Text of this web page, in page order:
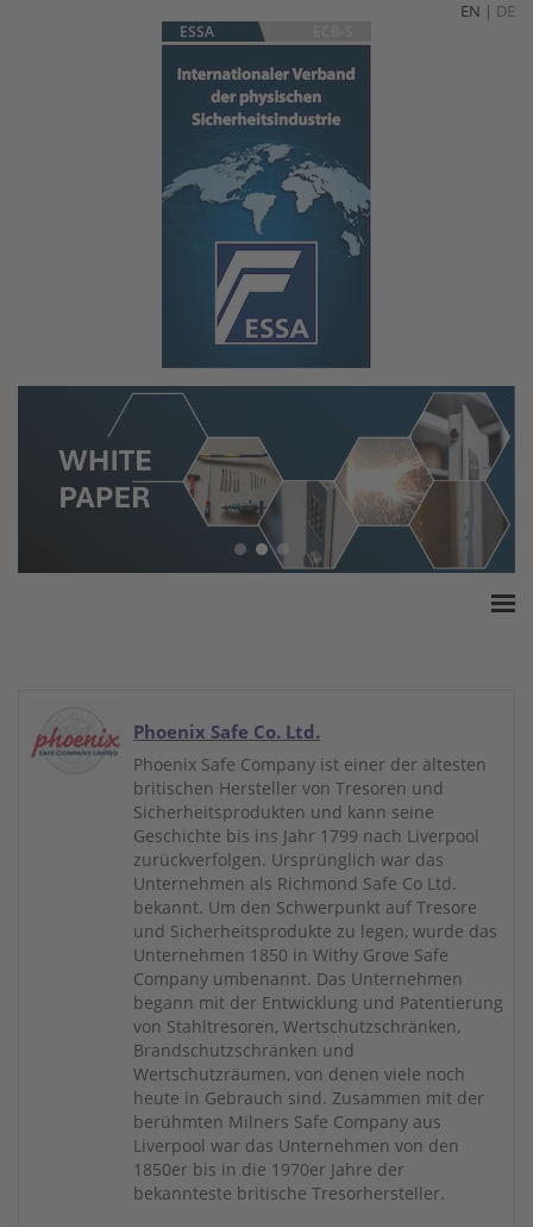
EN | DE
ESSA
White Paper
Produkte
Versicherungssummen
Phoenix Safe Co. Ltd.
Phoenix Safe Company ist einer der ältesten
britischen Hersteller von Tresoren und
Sicherheitsprodukten und kann seine
Geschichte bis ins Jahr 1799 nach Liverpool
zurückverfolgen. Ursprünglich war das
Unternehmen als Richmond Safe Co Ltd.
bekannt. Um den Schwerpunkt auf Tresore
und Sicherheitsprodukte zu legen, wurde das
Unternehmen 1850 in Withy Grove Safe
Company umbenannt. Das Unternehmen
begann mit der Entwicklung und Patentierung
von Stahltresoren, Wertschutzschränken,
Brandschutzschränken und
Wertschutzräumen, von denen viele noch
heute in Gebrauch sind. Zusammen mit der
berühmten Milners Safe Company aus
Liverpool war das Unternehmen von den
1850er bis in die 1970er Jahre der
bekannteste britische Tresorhersteller.